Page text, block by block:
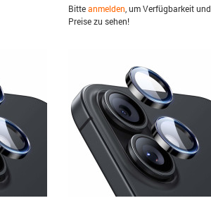
Bitteanmelden , um Verfügbarkeit und
Preise zu sehen!